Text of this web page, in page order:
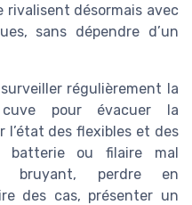
rivalisent désormais avec
sans dépendre d’un
régulièrement la
pour évacuer la
des flexibles et des
batterie ou filaire mal
bruyant, perdre en
des cas, présenter un